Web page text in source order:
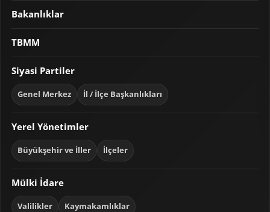
Bakanlıklar
TBMM
Siyasi Partiler
Genel Merkez İl / İlçe Başkanlıkları
Yerel Yönetimler
Büyükşehir ve İller İlçeler
Mülki İdare
Valilikler Kaymakamlıklar